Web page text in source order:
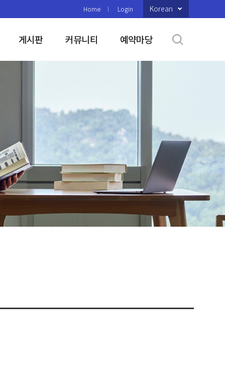
Home Login Korean
게시판 커뮤니티 예약마당